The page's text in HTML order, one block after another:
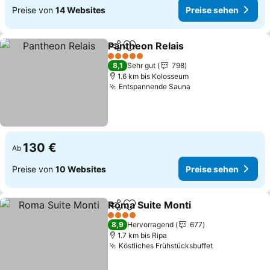
Preise von 14 Websites Preise sehen
TeilenZu Favoriten hinzufügen
Pantheon Relais
5 Sterne
8,1 Sehr gut
798
1.6 km bis Kolosseum
Entspannende Sauna
Ab 130 €
Preise von 10 Websites Preise sehen
TeilenZu Favoriten hinzufügen
Roma Suite Monti
4 Sterne
8,9 Hervorragend
677
1.7 km bis Ripa
Köstliches Frühstücksbuffet